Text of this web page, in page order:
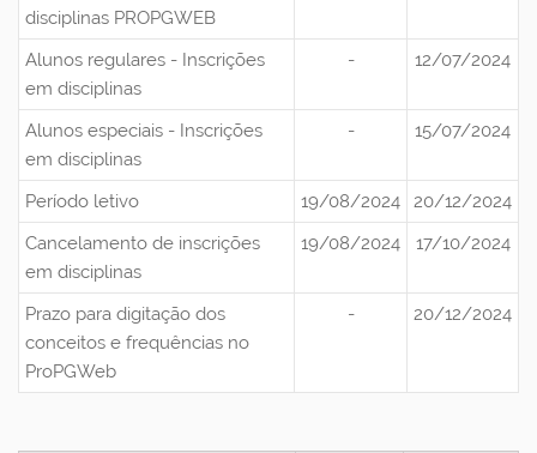
disciplinas PROPGWEB
Alunos regulares - Inscrições
em disciplinas
- 12/07/2024
Alunos especiais - Inscrições
em disciplinas
- 15/07/2024
Período letivo 19/08/2024
20/12/2024
Cancelamento de inscrições
em disciplinas
19/08/2024 17/10/2024
Prazo para digitação dos
conceitos e frequências no
ProPGWeb
- 20/12/2024